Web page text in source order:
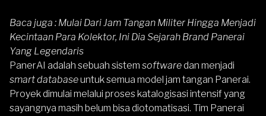
Baca juga : Mulai Dari Jam Tangan Militer Hingga Menjadi
Kecintaan Para Kolektor, Ini Dia Sejarah Brand Panerai
Yang Legendaris
PanerAI adalah sebuah sistem softwaredan menjadi
smart databaseuntuk semua model jam tangan Panerai.
Proyek dimulai melalui proses katalogisasi intensif yang
sayangnya masih belum bisa diotomatisasi. Tim Panerai